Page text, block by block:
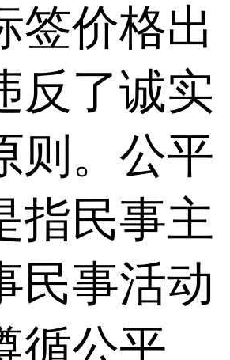
签价格出
反了诚实
则。公平
指民事主
民事活动
循公平、